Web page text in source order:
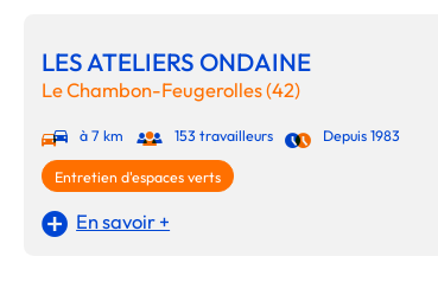
LES ATELIERS ONDAINE
Le Chambon-Feugerolles (42)
à 7 km 153 travailleurs Depuis 1983
Entretien d'espaces verts
En savoir +